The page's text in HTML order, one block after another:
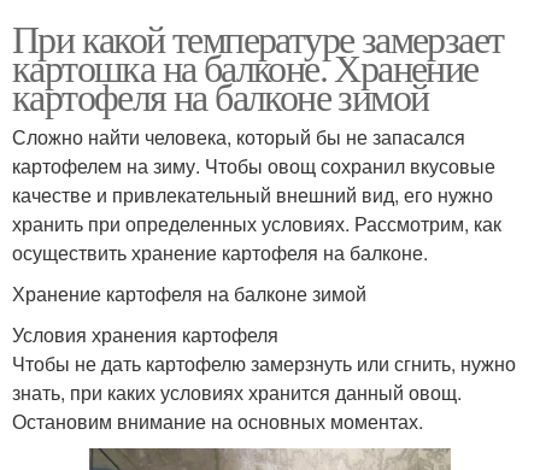
При какой температуре замерзает
картошка на балконе. Хранение
картофеля на балконе зимой
Сложно найти человека, который бы не запасался
картофелем на зиму. Чтобы овощ сохранил вкусовые
качестве и привлекательный внешний вид, его нужно
хранить при определенных условиях. Рассмотрим, как
осуществить хранение картофеля на балконе.
Хранение картофеля на балконе зимой
Условия хранения картофеля
Чтобы не дать картофелю замерзнуть или сгнить, нужно
знать, при каких условиях хранится данный овощ.
Остановим внимание на основных моментах.